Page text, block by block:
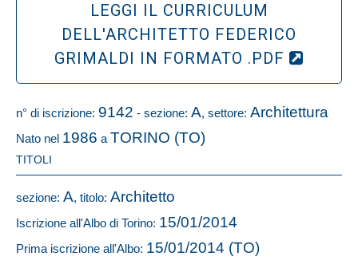
LEGGI IL CURRICULUM
DELL'ARCHITETTO FEDERICO
GRIMALDI IN FORMATO .PDF
n° di iscrizione: 9142 - sezione: A, settore: Architettura
Nato nel 1986 a TORINO (TO)
TITOLI
sezione: A, titolo: Architetto
Iscrizione all'Albo di Torino: 15/01/2014
Prima iscrizione all'Albo: 15/01/2014 (TO)